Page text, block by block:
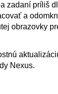
zadaní príliš
a
obrazovky
Nexus.